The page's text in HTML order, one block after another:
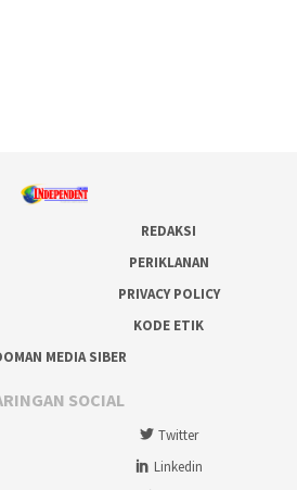
REDAKSI
PERIKLANAN
PRIVACY POLICY
KODE ETIK
MEDIA SIBER
SOCIAL
Twitter
Linkedin